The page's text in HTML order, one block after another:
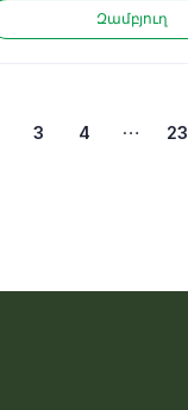
Զամբյուղ
3 4 … 23